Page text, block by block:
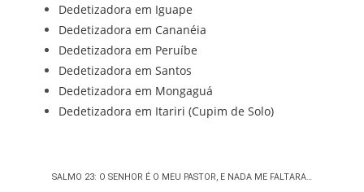
Dedetizadora em Iguape
Dedetizadora em Cananéia
Dedetizadora em Peruíbe
Dedetizadora em Santos
Dedetizadora em Mongaguá
Dedetizadora em Itariri (Cupim de Solo)
SALMO 23: O SENHOR É O MEU PASTOR, E NADA ME FALTARA…